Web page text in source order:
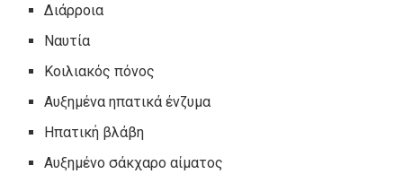
Διάρροια
Ναυτία
Κοιλιακός πόνος
Αυξημένα ηπατικά ένζυμα
Ηπατική βλάβη
Αυξημένο σάκχαρο αίματος